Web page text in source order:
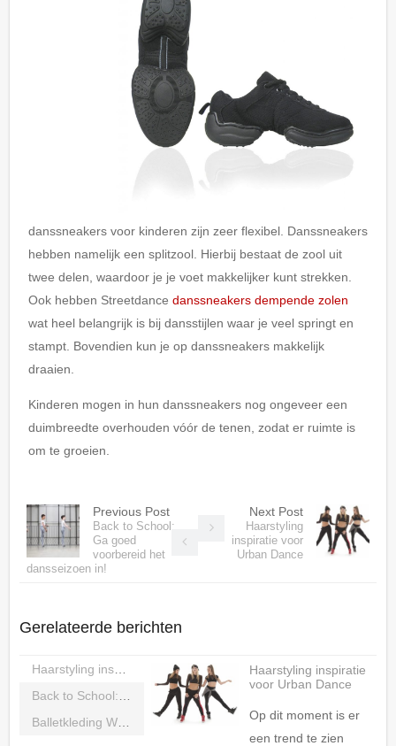
danssneakers voor kinderen zijn zeer flexibel. Danssneakers
hebben namelijk een splitzool. Hierbij bestaat de zool uit
twee delen, waardoor je je voet makkelijker kunt strekken.
Ook hebben Streetdance danssneakers dempende zolen
wat heel belangrijk is bij dansstijlen waar je veel springt en
stampt. Bovendien kun je op danssneakers makkelijk
draaien.
Kinderen mogen in hun danssneakers nog ongeveer een
duimbreedte overhouden vóór de tenen, zodat er ruimte is
om te groeien.
Previous Post
Back to School:
Ga goed
voorbereid het
dansseizoen in!
Next Post
Haarstyling
inspiratie voor
Urban Dance
Gerelateerde berichten
Haarstyling inspiratie voor Urban Dance
Balletkleding Winkel Rotterdam
Haarstyling inspiratie
voor Urban Dance
Op dit moment is er
een trend te zien